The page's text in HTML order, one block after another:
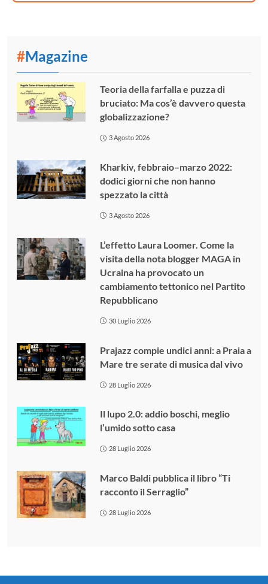
#Magazine
Teoria della farfalla e puzza di
bruciato: Ma cos’è davvero questa
globalizzazione?
3 Agosto 2026
Kharkiv, febbraio–marzo 2022:
dodici giorni che non hanno
spezzato la città
3 Agosto 2026
L’effetto Laura Loomer. Come la
visita della nota blogger MAGA in
Ucraina ha provocato un
cambiamento tettonico nel Partito
Repubblicano
30 Luglio 2026
Prajazz compie undici anni: a Praia a
Mare tre serate di musica dal vivo
28 Luglio 2026
Il lupo 2.0: addio boschi, meglio
l’umido sotto casa
28 Luglio 2026
Marco Baldi pubblica il libro “Ti
racconto il Serraglio”
28 Luglio 2026